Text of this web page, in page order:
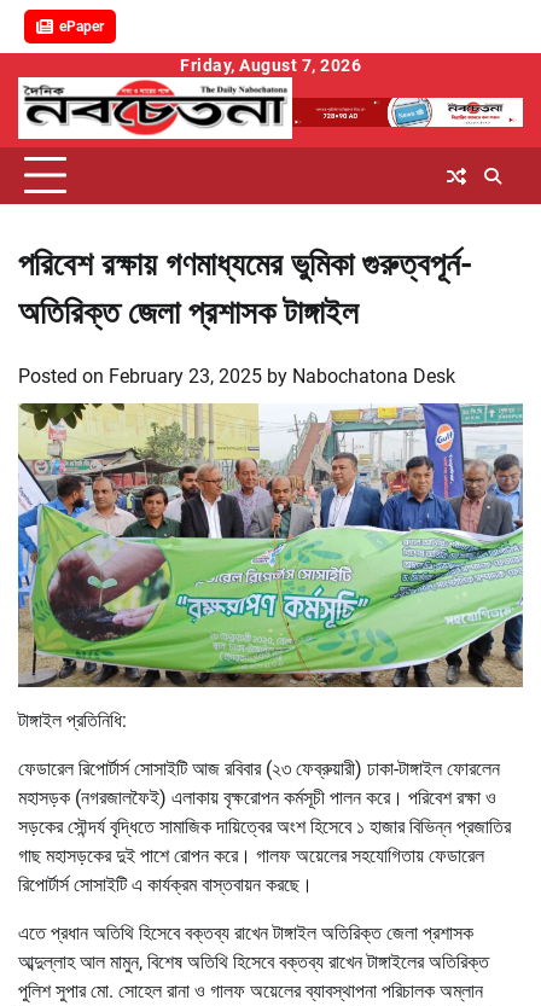
ePaper
content
Friday, August 7, 2026
পরিবেশ রক্ষায় গণমাধ্যমের ভুমিকা গুরুত্বপূর্ন-
অতিরিক্ত জেলা প্রশাসক টাঙ্গাইল
Posted on February 23, 2025 by Nabochatona Desk
টাঙ্গাইল প্রতিনিধি:
ফেডারেল রিপোর্টার্স সোসাইটি আজ রবিবার (২৩ ফেব্রুয়ারী) ঢাকা-টাঙ্গাইল ফোরলেন
মহাসড়ক (নগরজালফৈই) এলাকায় বৃক্ষরোপন কর্মসূচী পালন করে। পরিবেশ রক্ষা ও
সড়কের সৌন্দর্য বৃদ্ধিতে সামাজিক দায়িত্বের অংশ হিসেবে ১ হাজার বিভিন্ন প্রজাতির
গাছ মহাসড়কের দুই পাশে রোপন করে। গালফ অয়েলের সহযোগিতায় ফেডারেল
রিপোর্টার্স সোসাইটি এ কার্যক্রম বাস্তবায়ন করছে।
এতে প্রধান অতিথি হিসেবে বক্তব্য রাখেন টাঙ্গাইল অতিরিক্ত জেলা প্রশাসক
আব্দুল্লাহ আল মামুন, বিশেষ অতিথি হিসেবে বক্তব্য রাখেন টাঙ্গাইলের অতিরিক্ত
পুলিশ সুপার মো. সোহেল রানা ও গালফ অয়েলের ব্যাবস্থাপনা পরিচালক অম্লান